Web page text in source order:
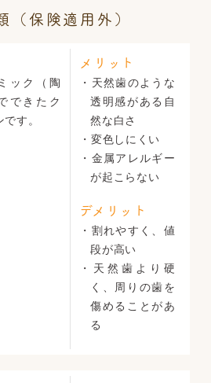
（保険適用外）
ック（陶
できたク
す。
メリット
・天然歯のような
透明感がある自
然な白さ
・変色しにくい
・金属アレルギー
が起こらない
デメリット
・割れやすく、値
段が高い
・天然歯より硬
く、周りの歯を
傷めることがあ
る